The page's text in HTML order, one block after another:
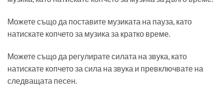
Можете също да поставите музиката на пауза, като
натискате копчето за музика за кратко време.
Можете също да регулирате силата на звука, като
натискате копчето за сила на звука и превключвате на
следващата песен.